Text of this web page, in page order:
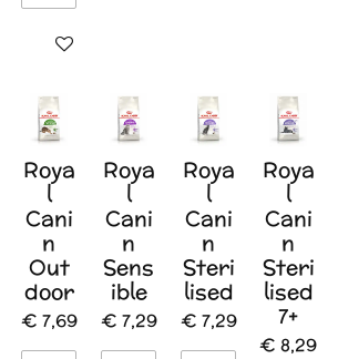
In winkelwagen
Roya
l
Cani
n
Out
door
€ 7,69
Roya
l
Cani
n
Sens
ible
€ 7,29
Roya
l
Cani
n
Steri
lised
€ 7,29
Roya
l
Cani
n
Steri
lised
7+
€ 8,29